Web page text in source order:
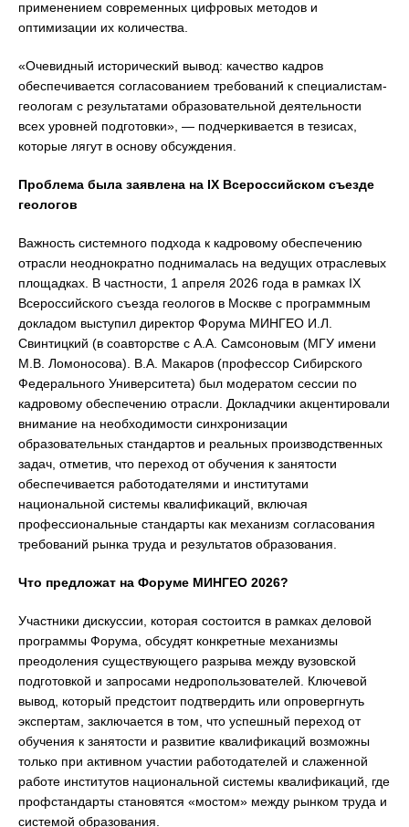
применением современных цифровых методов и
оптимизации их количества.
«Очевидный исторический вывод: качество кадров
обеспечивается согласованием требований к специалистам-
геологам с результатами образовательной деятельности
всех уровней подготовки», — подчеркивается в тезисах,
которые лягут в основу обсуждения.
Проблема была заявлена на IX Всероссийском съезде
геологов
Важность системного подхода к кадровому обеспечению
отрасли неоднократно поднималась на ведущих отраслевых
площадках. В частности, 1 апреля 2026 года в рамках IX
Всероссийского съезда геологов в Москве с программным
докладом выступил директор Форума МИНГЕО И.Л.
Свинтицкий (в соавторстве с А.А. Самсоновым (МГУ имени
М.В. Ломоносова). В.А. Макаров (профессор Сибирского
Федерального Университета) был модератом сессии по
кадровому обеспечению отрасли. Докладчики акцентировали
внимание на необходимости синхронизации
образовательных стандартов и реальных производственных
задач, отметив, что переход от обучения к занятости
обеспечивается работодателями и институтами
национальной системы квалификаций, включая
профессиональные стандарты как механизм согласования
требований рынка труда и результатов образования.
Что предложат на Форуме МИНГЕО 2026?
Участники дискуссии, которая состоится в рамках деловой
программы Форума, обсудят конкретные механизмы
преодоления существующего разрыва между вузовской
подготовкой и запросами недропользователей. Ключевой
вывод, который предстоит подтвердить или опровергнуть
экспертам, заключается в том, что успешный переход от
обучения к занятости и развитие квалификаций возможны
только при активном участии работодателей и слаженной
работе институтов национальной системы квалификаций, где
профстандарты становятся «мостом» между рынком труда и
системой образования.